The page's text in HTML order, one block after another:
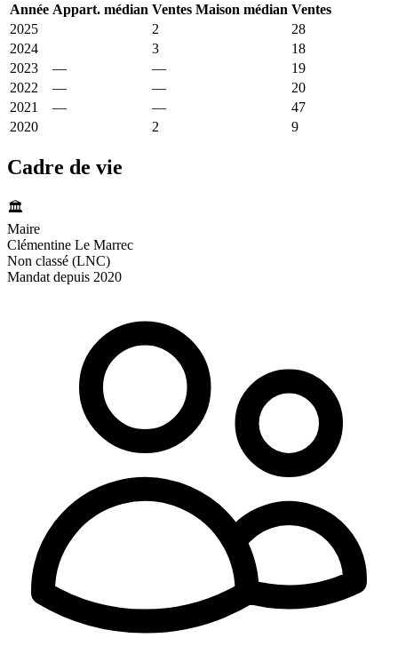
Année Appart. médian Ventes Maison médian Ventes
2025
2
28
2024
3
18
2023
— —
19
2022
— —
20
2021
— —
47
2020
2 9
Cadre de vie
🏛️
Maire
Clémentine Le Marrec
Non classé (LNC)
Mandat depuis 2020